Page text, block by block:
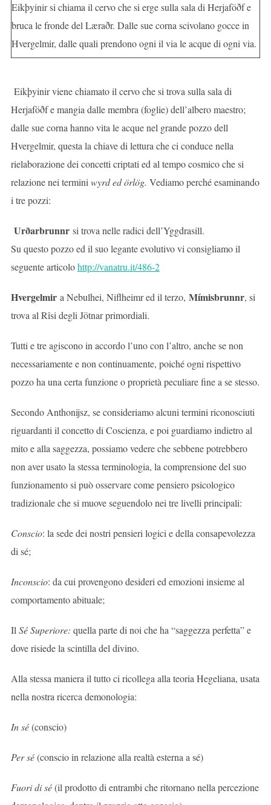
Eikþyinir si chiama il cervo che si erge sulla sala di Herjaföðf e
bruca le fronde del Læraðr. Dalle sue corna scivolano gocce in
Hvergelmir, dalle quali prendono ogni il via le acque di ogni via.
Eikþyinir viene chiamato il cervo che si trova sulla sala di
Herjaföðf e mangia dalle membra (foglie) dell’albero maestro;
dalle sue corna hanno vita le acque nel grande pozzo dell
Hvergelmir, questa la chiave di lettura che ci conduce nella
rielaborazione dei concetti criptati ed al tempo cosmico che si
relazione nei termini wyrd ed örlög. Vediamo perché esaminando
i tre pozzi:
Urðarbrunnrsi trova nelle radici dell’Yggdrasill.
Su questo pozzo ed il suo legante evolutivo vi consigliamo il
seguente articolohttp://vanatru.it/486-2
Hvergelmira Nebulhei, Niflheimr ed il terzo, Mímisbrunnr, si
trova al Rîsi degli Jötnar primordiali.
Tutti e tre agiscono in accordo l’uno con l’altro, anche se non
necessariamente e non continuamente, poiché ogni rispettivo
pozzo ha una certa funzione o proprietà peculiare fine a se stesso.
Secondo Anthonijsz, se consideriamo alcuni termini riconosciuti
riguardanti il concetto di Coscienza, e poi guardiamo indietro al
mito e alla saggezza, possiamo vedere che sebbene potrebbero
non aver usato la stessa terminologia, la comprensione del suo
funzionamento si può osservare come pensiero psicologico
tradizionale che si muove seguendolo nei tre livelli principali:
Conscio: la sede dei nostri pensieri logici e della consapevolezza
di sé;
Inconscio: da cui provengono desideri ed emozioni insieme al
comportamento abituale;
Il Sé Superiore: quella parte di noi che ha “saggezza perfetta” e
dove risiede la scintilla del divino.
Alla stessa maniera il tutto ci ricollega alla teoria Hegeliana, usata
nella nostra ricerca demonologia:
In sé(conscio)
Per sé(conscio in relazione alla realtà esterna a sé)
Fuori di sé(il prodotto di entrambi che ritornano nella percezione